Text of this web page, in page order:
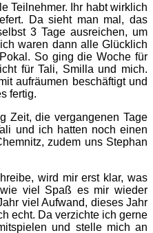
Teilnehmer. Ihr habt wirklich
Da sieht man mal, das
3 Tage ausreichen, um
waren dann alle Glücklich
So ging die Woche für
für Tali, Smilla und mich.
aufräumen beschäftigt und
fertig.
Zeit, die vergangenen Tage
und ich hatten noch einen
zudem uns Stephan
wird mir erst klar, was
viel Spaß es mir wieder
viel Aufwand, dieses Jahr
echt. Da verzichte ich gerne
und stelle mich an